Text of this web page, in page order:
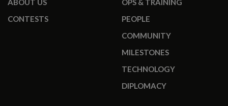
ABOUT US
CONTESTS
OPS & TRAINING
PEOPLE
COMMUNITY
MILESTONES
TECHNOLOGY
DIPLOMACY